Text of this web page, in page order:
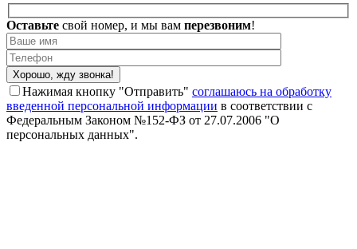
Оставьте свой номер, и мы вам перезвоним!
Нажимая кнопку "Отправить" соглашаюсь на обработку
введенной персональной информации в соответствии с
Федеральным Законом №152-ФЗ от 27.07.2006 "О
персональных данных".